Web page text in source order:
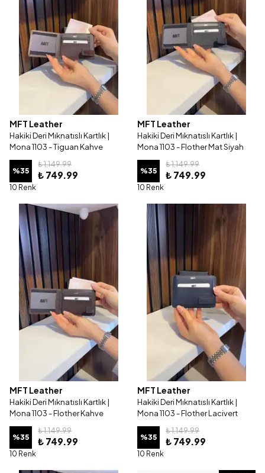
MFT Leather
Hakiki Deri Mıknatıslı Kartlık |
Mona 1103 - Tiguan Kahve
%35
₺ 1,149.99
₺ 749.99
10 Renk
MFT Leather
Hakiki Deri Mıknatıslı Kartlık |
Mona 1103 - Flother Mat Siyah
%35
₺ 1,149.99
₺ 749.99
10 Renk
MFT Leather
Hakiki Deri Mıknatıslı Kartlık |
Mona 1103 - Flother Kahve
%35
₺ 1,149.99
₺ 749.99
10 Renk
MFT Leather
Hakiki Deri Mıknatıslı Kartlık |
Mona 1103 - Flother Lacivert
%35
₺ 1,149.99
₺ 749.99
10 Renk